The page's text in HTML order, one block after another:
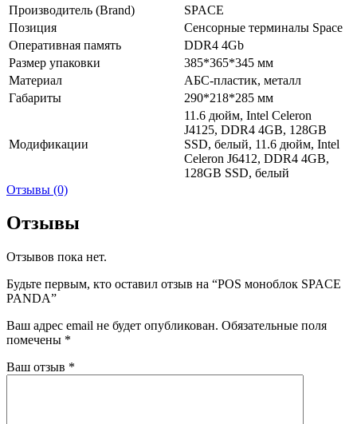
Производитель (Brand)
SPACE
Позиция
Сенсорные терминалы Space
Оперативная память
DDR4 4Gb
Размер упаковки
385*365*345 мм
Материал
АБС-пластик, металл
Габариты
290*218*285 мм
Модификации
11.6 дюйм, Intel Celeron
J4125, DDR4 4GB, 128GB
SSD, белый, 11.6 дюйм, Intel
Celeron J6412, DDR4 4GB,
128GB SSD, белый
Отзывы (0)
Отзывы
Отзывов пока нет.
Будьте первым, кто оставил отзыв на “POS моноблок SPACE
PANDA”
Ваш адрес email не будет опубликован. Обязательные поля
помечены *
Ваш отзыв *